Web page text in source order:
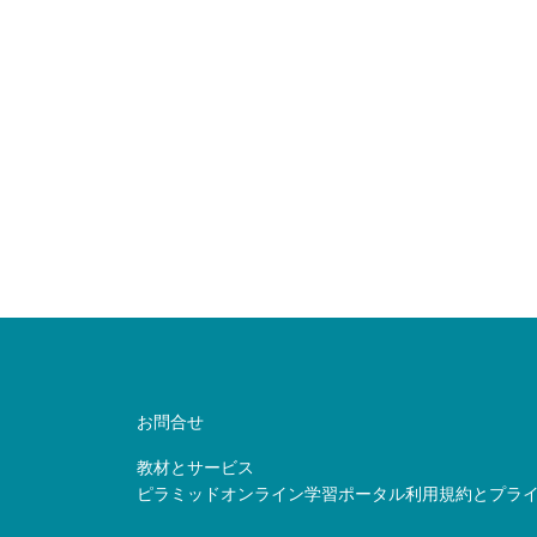
お問合せ
教材とサービス
ピラミッドオンライン学習ポータル利用規約とプラ